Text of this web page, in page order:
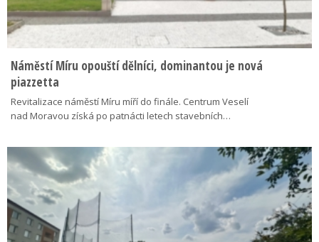
Náměstí Míru opouští dělníci, dominantou je nová
piazzetta
Revitalizace náměstí Míru míří do finále. Centrum Veselí
nad Moravou získá po patnácti letech stavebních…